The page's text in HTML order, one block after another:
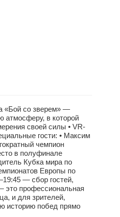
со зверем» —
атмосферу, в которой
своей силы • VR-
гости: • Максим
чемпион
в полуфинале
Кубка мира по
Европы по
— сбор гостей,
это профессиональная
и для зрителей,
историю побед прямо